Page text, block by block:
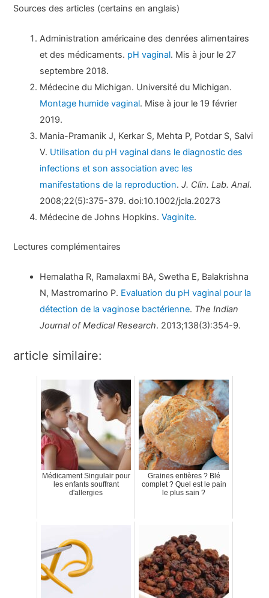
Sources des articles (certains en anglais)
Administration américaine des denrées alimentaires
et des médicaments. pH vaginal. Mis à jour le 27
septembre 2018.
Médecine du Michigan. Université du Michigan.
Montage humide vaginal. Mise à jour le 19 février
2019.
Mania-Pramanik J, Kerkar S, Mehta P, Potdar S, Salvi
V. Utilisation du pH vaginal dans le diagnostic des
infections et son association avec les
manifestations de la reproduction.J. Clin. Lab. Anal.
2008;22(5):375-379. doi:10.1002/jcla.20273
Médecine de Johns Hopkins.Vaginite.
Lectures complémentaires
Hemalatha R, Ramalaxmi BA, Swetha E, Balakrishna
N, Mastromarino P. Evaluation du pH vaginal pour la
détection de la vaginose bactérienne. The Indian
Journal of Medical Research. 2013;138(3):354-9.
article similaire:
Médicament Singulair pour
les enfants souffrant
d'allergies
Graines entières ? Blé
complet ? Quel est le pain
le plus sain ?